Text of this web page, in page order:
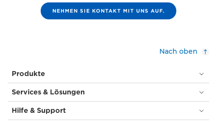
NEHMEN SIE KONTAKT MIT UNS AUF.
Nach oben
Produkte
Services & Lösungen
Hilfe & Support